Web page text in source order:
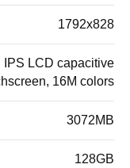
1792x828
IPS LCD capacitive
16M colors
3072MB
128GB